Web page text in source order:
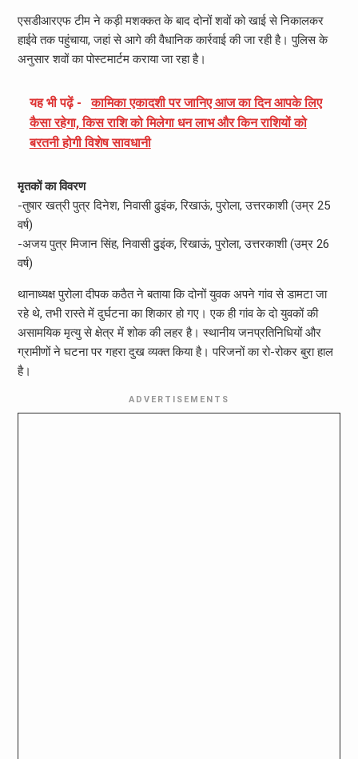
एसडीआरएफ टीम ने कड़ी मशक्कत के बाद दोनों शवों को खाई से निकालकर
हाईवे तक पहुंचाया, जहां से आगे की वैधानिक कार्रवाई की जा रही है। पुलिस के
अनुसार शवों का पोस्टमार्टम कराया जा रहा है।
यह भी पढ़ें -
कामिका एकादशी पर जानिए आज का दिन आपके लिए
कैसा रहेगा, किस राशि को मिलेगा धन लाभ और किन राशियों को
बरतनी होगी विशेष सावधानी
मृतकों का विवरण
-तुषार खत्री पुत्र दिनेश, निवासी ढुइंक, रिखाऊं, पुरोला, उत्तरकाशी (उम्र 25
वर्ष)
-अजय पुत्र मिजान सिंह, निवासी ढुइंक, रिखाऊं, पुरोला, उत्तरकाशी (उम्र 26
वर्ष)
थानाध्यक्ष पुरोला दीपक कठैत ने बताया कि दोनों युवक अपने गांव से डामटा जा
रहे थे, तभी रास्ते में दुर्घटना का शिकार हो गए। एक ही गांव के दो युवकों की
असामयिक मृत्यु से क्षेत्र में शोक की लहर है। स्थानीय जनप्रतिनिधियों और
ग्रामीणों ने घटना पर गहरा दुख व्यक्त किया है। परिजनों का रो-रोकर बुरा हाल
है।
ADVERTISEMENTS